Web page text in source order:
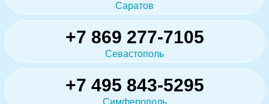
Саратов
+7 869 277-7105
Севастополь
+7 495 843-5295